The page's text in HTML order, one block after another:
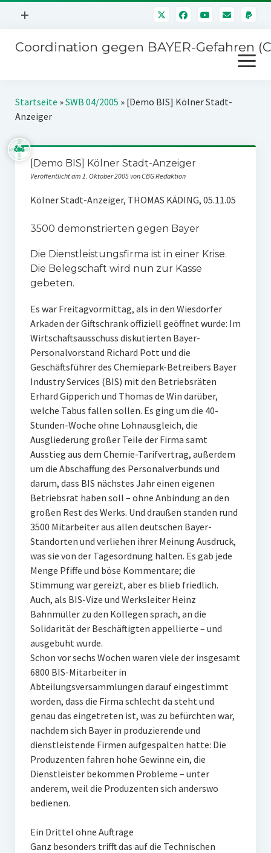
Menü
+
Mitmachen
Über uns
Kontakt
Impressum
Coordination gegen BAYER-Gefahren
Menü
öffnen
Kampagnen
Stichwort BAYER
Jahrestagung
SPENDEN
Startseite »SWB 04/2005 » [Demo BIS] Kölner Stadt-
Anzeiger
[Demo BIS] Kölner Stadt-Anzeiger
Veröffentlicht am 1. Oktober 2005 von CBG Redaktion
Kölner Stadt-Anzeiger, THOMAS KÄDING, 05.11.05
3500 demonstrierten gegen Bayer
Die Dienstleistungsfirma ist in einer Krise.
Die Belegschaft wird nun zur Kasse
gebeten.
Es war Freitagvormittag, als in den Wiesdorfer
Arkaden der Giftschrank offiziell geöffnet wurde: Im
Wirtschaftsausschuss diskutierten Bayer-
Personalvorstand Richard Pott und die
Geschäftsführer des Chemiepark-Betreibers Bayer
Industry Services (BIS) mit den Betriebsräten
Erhard Gipperich und Thomas de Win darüber,
welche Tabus fallen sollen. Es ging um die 40-
Stunden-Woche ohne Lohnausgleich, die
Ausgliederung großer Teile der Firma samt
Ausstieg aus dem Chemie-Tarifvertrag, außerdem
um die Abschaffung des Personalverbunds und
darum, dass BIS nächstes Jahr einen eigenen
Betriebsrat haben soll – ohne Anbindung an den
großen Rest des Werks. Und draußen standen rund
3500 Mitarbeiter aus allen deutschen Bayer-
Standorten und verliehen ihrer Meinung Ausdruck,
was sie von der Tagesordnung halten. Es gab jede
Menge Pfiffe und böse Kommentare; die
Stimmung war gereizt, aber es blieb friedlich.
Auch, als BIS-Vize und Werksleiter Heinz
Bahnmüller zu den Kollegen sprach, an die
Solidarität der Beschäftigten appellierte – und
ausgebuht wurde.
Schon vor sechs Wochen waren viele der insgesamt
6800 BIS-Mitarbeiter in
Abteilungsversammlungen darauf eingestimmt
worden, dass die Firma schlecht da steht und
genau das eingetreten ist, was zu befürchten war,
nachdem sich Bayer in produzierende und
dienstleistende Firmen aufgespalten hatte: Die
Produzenten fahren hohe Gewinne ein, die
Dienstleister bekommen Probleme – unter
anderem, weil die Produzenten sich anderswo
bedienen.
Ein Drittel ohne Aufträge
Ganz besonders trifft das auf die Technischen